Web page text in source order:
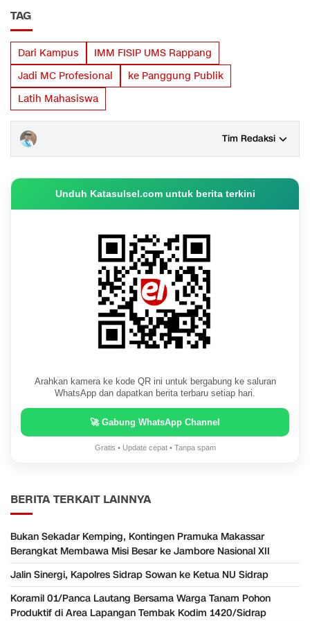
TAG
Dari Kampus
IMM FISIP UMS Rappang
Jadi MC Profesional
ke Panggung Publik
Latih Mahasiswa
Tim Redaksi
Unduh Katasulsel.com untuk berita terkini
Arahkan kamera ke kode QR ini untuk bergabung ke saluran
WhatsApp dan dapatkan berita terbaru setiap hari.
🚀 Gabung WhatsApp Channel
Gratis • Update cepat • Tanpa spam
BERITA TERKAIT LAINNYA
Bukan Sekadar Kemping, Kontingen Pramuka Makassar
Berangkat Membawa Misi Besar ke Jambore Nasional XII
Jalin Sinergi, Kapolres Sidrap Sowan ke Ketua NU Sidrap
Koramil 01/Panca Lautang Bersama Warga Tanam Pohon
Produktif di Area Lapangan Tembak Kodim 1420/Sidrap